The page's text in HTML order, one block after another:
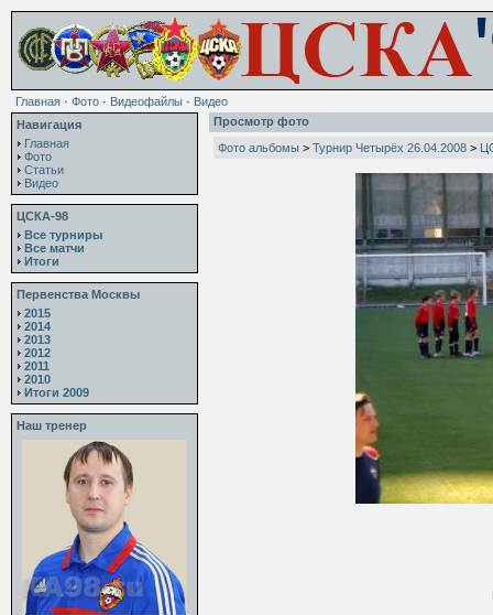
Главная · Фото · Видеофайлы · Видео
Навигация
Главная
Фото
Статьи
Видео
ЦСКА-98
Все турниры
Все матчи
Итоги
Первенства Москвы
2015
2014
2013
2012
2011
2010
Итоги 2009
Наш тренер
Просмотр фото
Фото альбомы > Турнир Четырёх 26.04.2008 >